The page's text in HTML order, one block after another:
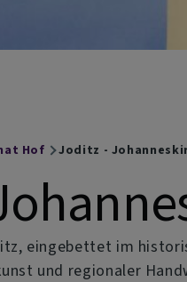
Hof Joditz -
eingebettet im
und regionaler